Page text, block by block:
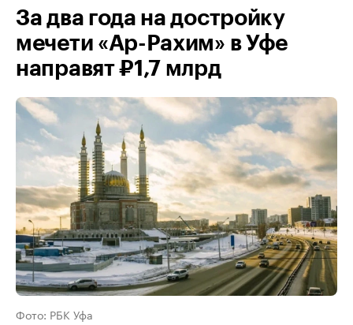
За два года на достройку
мечети «Ар-Рахим» в Уфе
направят ₽1,7 млрд
Фото: РБК Уфа